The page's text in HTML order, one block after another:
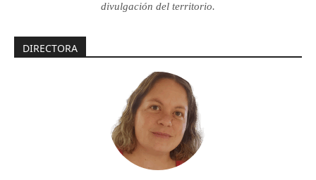
divulgación del territorio.
DIRECTORA